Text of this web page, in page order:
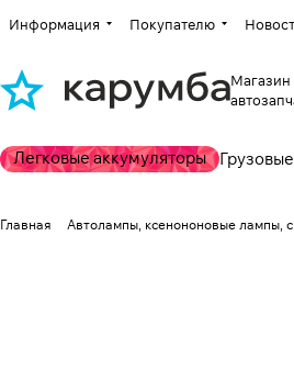
Информация Покупателю
Магазин
Легковые аккумуляторы
Главная Автолампы, ксенононовые лампы,